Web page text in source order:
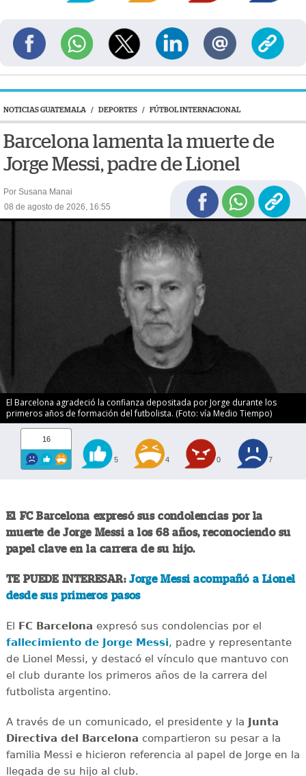
NOTICIAS GUATEMALA / DEPORTES / FÚTBOL INTERNACIONAL
Barcelona lamenta la muerte de
Jorge Messi, padre de Lionel
Por Susana Manai
08 de agosto de 2026, 16:55
El Barcelona agradeció la confianza depositada por Jorge durante los
primeros años de formación del futbolista. (Foto: vía Medio Tiempo)
16
5 4 0 7
El FC Barcelona expresó sus condolencias por la
muerte de Jorge Messi a los 68 años, reconociendo su
papel clave en la carrera de su hijo.
TE PUEDE INTERESAR:Jorge Messi acompañó a Lionel
desde sus primeros pasos
El FC Barcelona expresó sus condolencias por el
fallecimiento de Jorge Messi, padre y representante
de Lionel Messi, y destacó el vínculo que mantuvo con
el club durante los primeros años de la carrera del
futbolista argentino.
A través de un comunicado, el presidente y la
Junta
Directiva del Barcelona compartieron su pesar a la
familia Messi e hicieron referencia al papel de Jorge en la
llegada de su hijo al club.